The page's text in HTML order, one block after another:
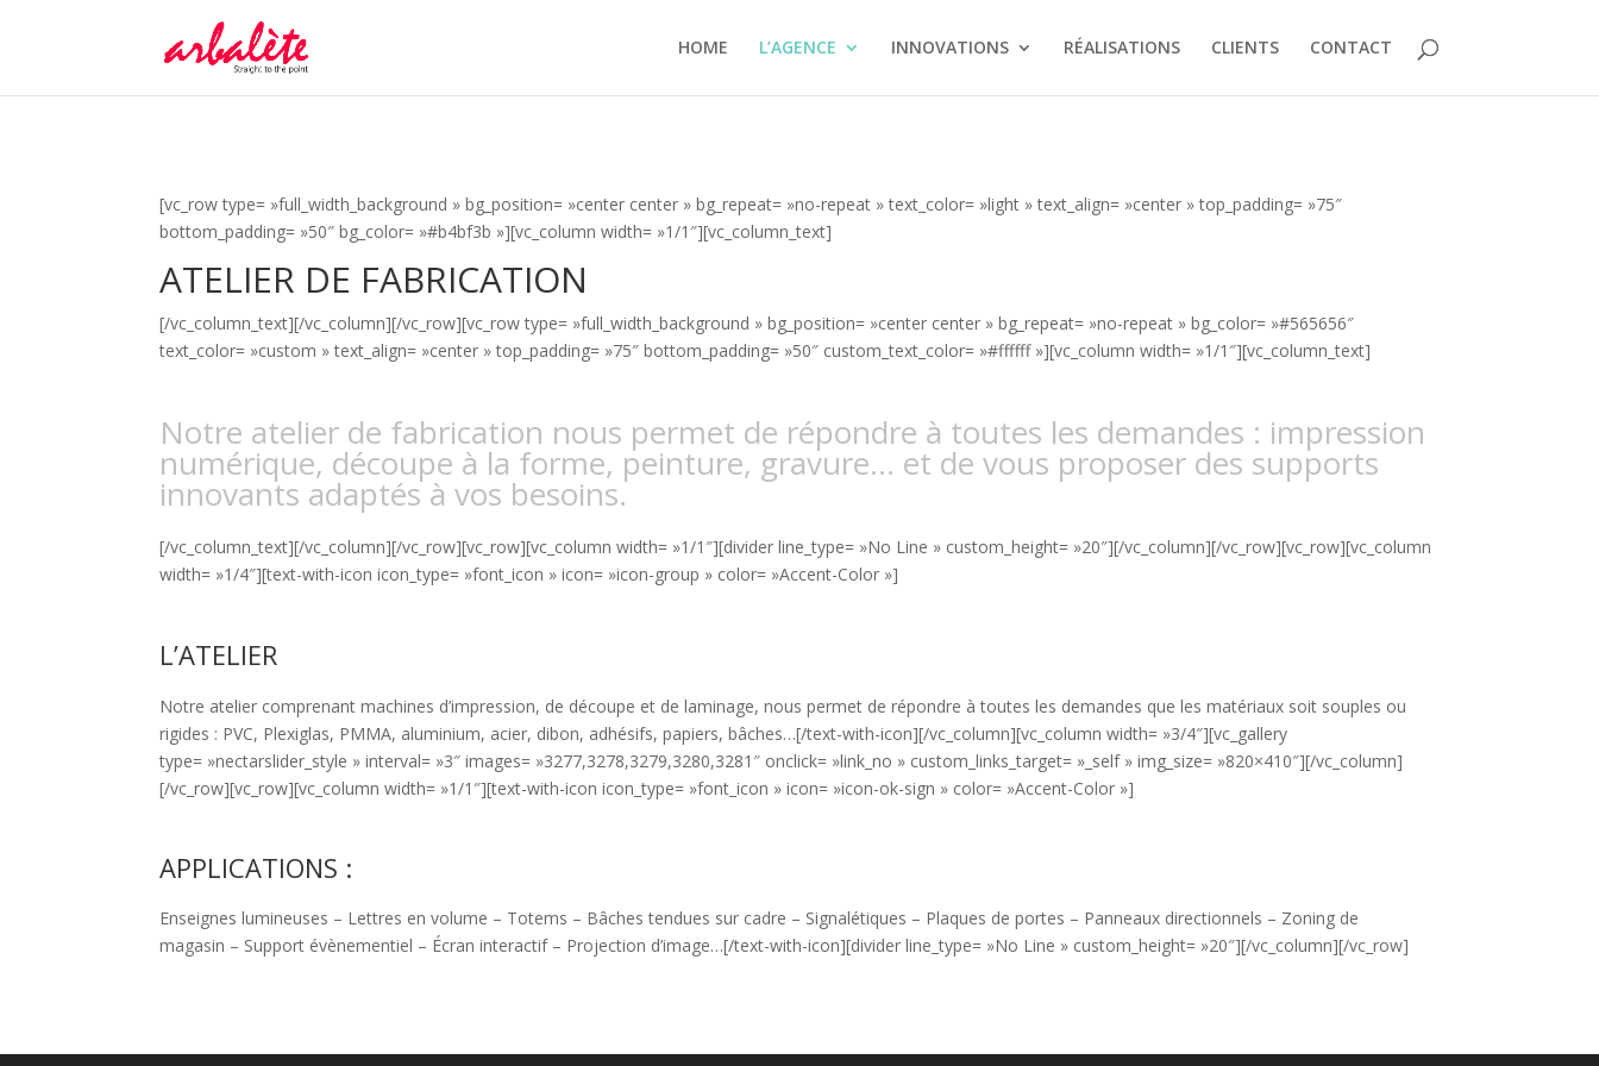
HOME L’AGENCE INNOVATIONS RÉALISATIONS CLIENTS CONTACT
[vc_row type= »full_width_background » bg_position= »center center » bg_repeat= »no-repeat » text_color= »light » text_align= »center » top_padding= »75″
bottom_padding= »50″ bg_color= »#b4bf3b »][vc_column width= »1/1″][vc_column_text]
ATELIER DE FABRICATION
[/vc_column_text][/vc_column][/vc_row][vc_row type= »full_width_background » bg_position= »center center » bg_repeat= »no-repeat » bg_color= »#565656″
text_color= »custom » text_align= »center » top_padding= »75″ bottom_padding= »50″ custom_text_color= »#ffffff »][vc_column width= »1/1″][vc_column_text]
Notre atelier de fabrication nous permet de répondre à toutes les demandes : impression
numérique, découpe à la forme, peinture, gravure… et de vous proposer des supports
innovants adaptés à vos besoins.
[/vc_column_text][/vc_column][/vc_row][vc_row][vc_column width= »1/1″][divider line_type= »No Line » custom_height= »20″][/vc_column][/vc_row][vc_row][vc_column
width= »1/4″][text-with-icon icon_type= »font_icon » icon= »icon-group » color= »Accent-Color »]
L’ATELIER
Notre atelier comprenant machines d’impression, de découpe et de laminage, nous permet de répondre à toutes les demandes que les matériaux soit souples ou
rigides : PVC, Plexiglas, PMMA, aluminium, acier, dibon, adhésifs, papiers, bâches…[/text-with-icon][/vc_column][vc_column width= »3/4″][vc_gallery
type= »nectarslider_style » interval= »3″ images= »3277,3278,3279,3280,3281″ onclick= »link_no » custom_links_target= »_self » img_size= »820×410″][/vc_column]
[/vc_row][vc_row][vc_column width= »1/1″][text-with-icon icon_type= »font_icon » icon= »icon-ok-sign » color= »Accent-Color »]
APPLICATIONS :
Enseignes lumineuses – Lettres en volume – Totems – Bâches tendues sur cadre – Signalétiques – Plaques de portes – Panneaux directionnels – Zoning de
magasin – Support évènementiel – Écran interactif – Projection d’image…[/text-with-icon][divider line_type= »No Line » custom_height= »20″][/vc_column][/vc_row]